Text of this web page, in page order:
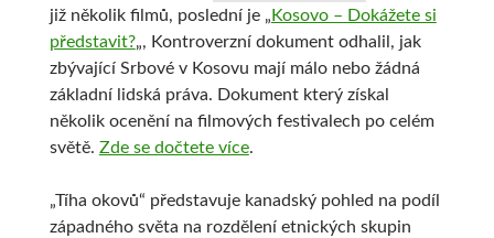
již několik filmů, poslední je „ Kosovo – Dokážete si
představit?„, Kontroverzní dokument odhalil, jak
zbývající Srbové v Kosovu mají málo nebo žádná
základní lidská práva. Dokument který získal
několik ocenění na filmových festivalech po celém
světě. Zde se dočtete více.
„Tíha okovů“ představuje kanadský pohled na podíl
západného světa na rozdělení etnických skupin